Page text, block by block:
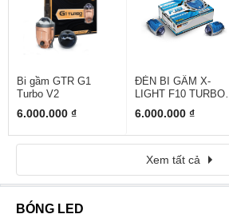
Bi gầm GTR G1
Turbo V2
6.000.000 ₫
ĐÈN BI GẦM X-
LIGHT F10 TURBO
V2
6.000.000 ₫
Xem tất cả
BÓNG LED